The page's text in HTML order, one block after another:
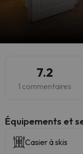
7.2
1 commentaires
​Équipements et
Casier à skis